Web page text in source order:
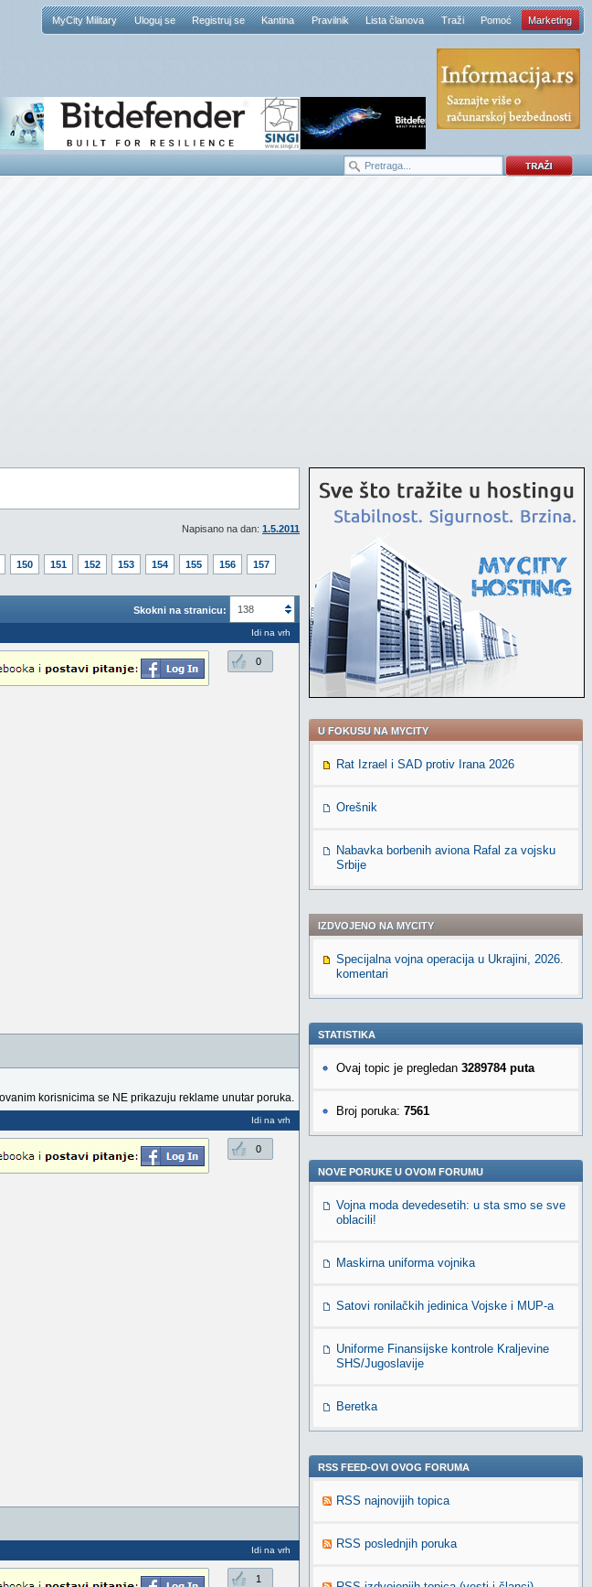
MyCity Military Uloguj se Registruj se Kantina Pravilnik Lista članova Traži Pomoć Marketing
Napisano na dan: 1.5.2011
150 151 152 153 154 155 156
157
Skokni na stranicu: 138
Idi na vrh
0
korisnicima se NE prikazuju reklame unutar poruka.
Idi na vrh
0
Idi na vrh
1
U FOKUSU NA MYCITY
Rat Izrael i SAD protiv Irana 2026
Orešnik
Nabavka borbenih aviona Rafal za vojsku
Srbije
IZDVOJENO NA MYCITY
Specijalna vojna operacija u Ukrajini, 2026.
komentari
STATISTIKA
Ovaj topic je pregledan 3289784 puta
Broj poruka: 7561
NOVE PORUKE U OVOM FORUMU
Vojna moda devedesetih: u sta smo se sve
oblacili!
Maskirna uniforma vojnika
Satovi ronilačkih jedinica Vojske i MUP-a
Uniforme Finansijske kontrole Kraljevine
SHS/Jugoslavije
Beretka
RSS FEED-OVI OVOG FORUMA
RSS najnovijih topica
RSS poslednjih poruka